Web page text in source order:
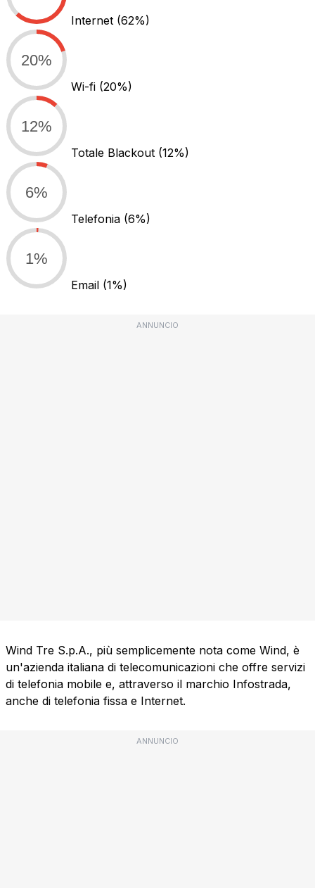
Internet (62%)
20%
Wi-fi (20%)
12%
Totale Blackout (12%)
6%
Telefonia (6%)
1%
Email (1%)
ANNUNCIO
Wind Tre S.p.A., più semplicemente nota come Wind, è
un'azienda italiana di telecomunicazioni che offre servizi
di telefonia mobile e, attraverso il marchio Infostrada,
anche di telefonia fissa e Internet.
ANNUNCIO